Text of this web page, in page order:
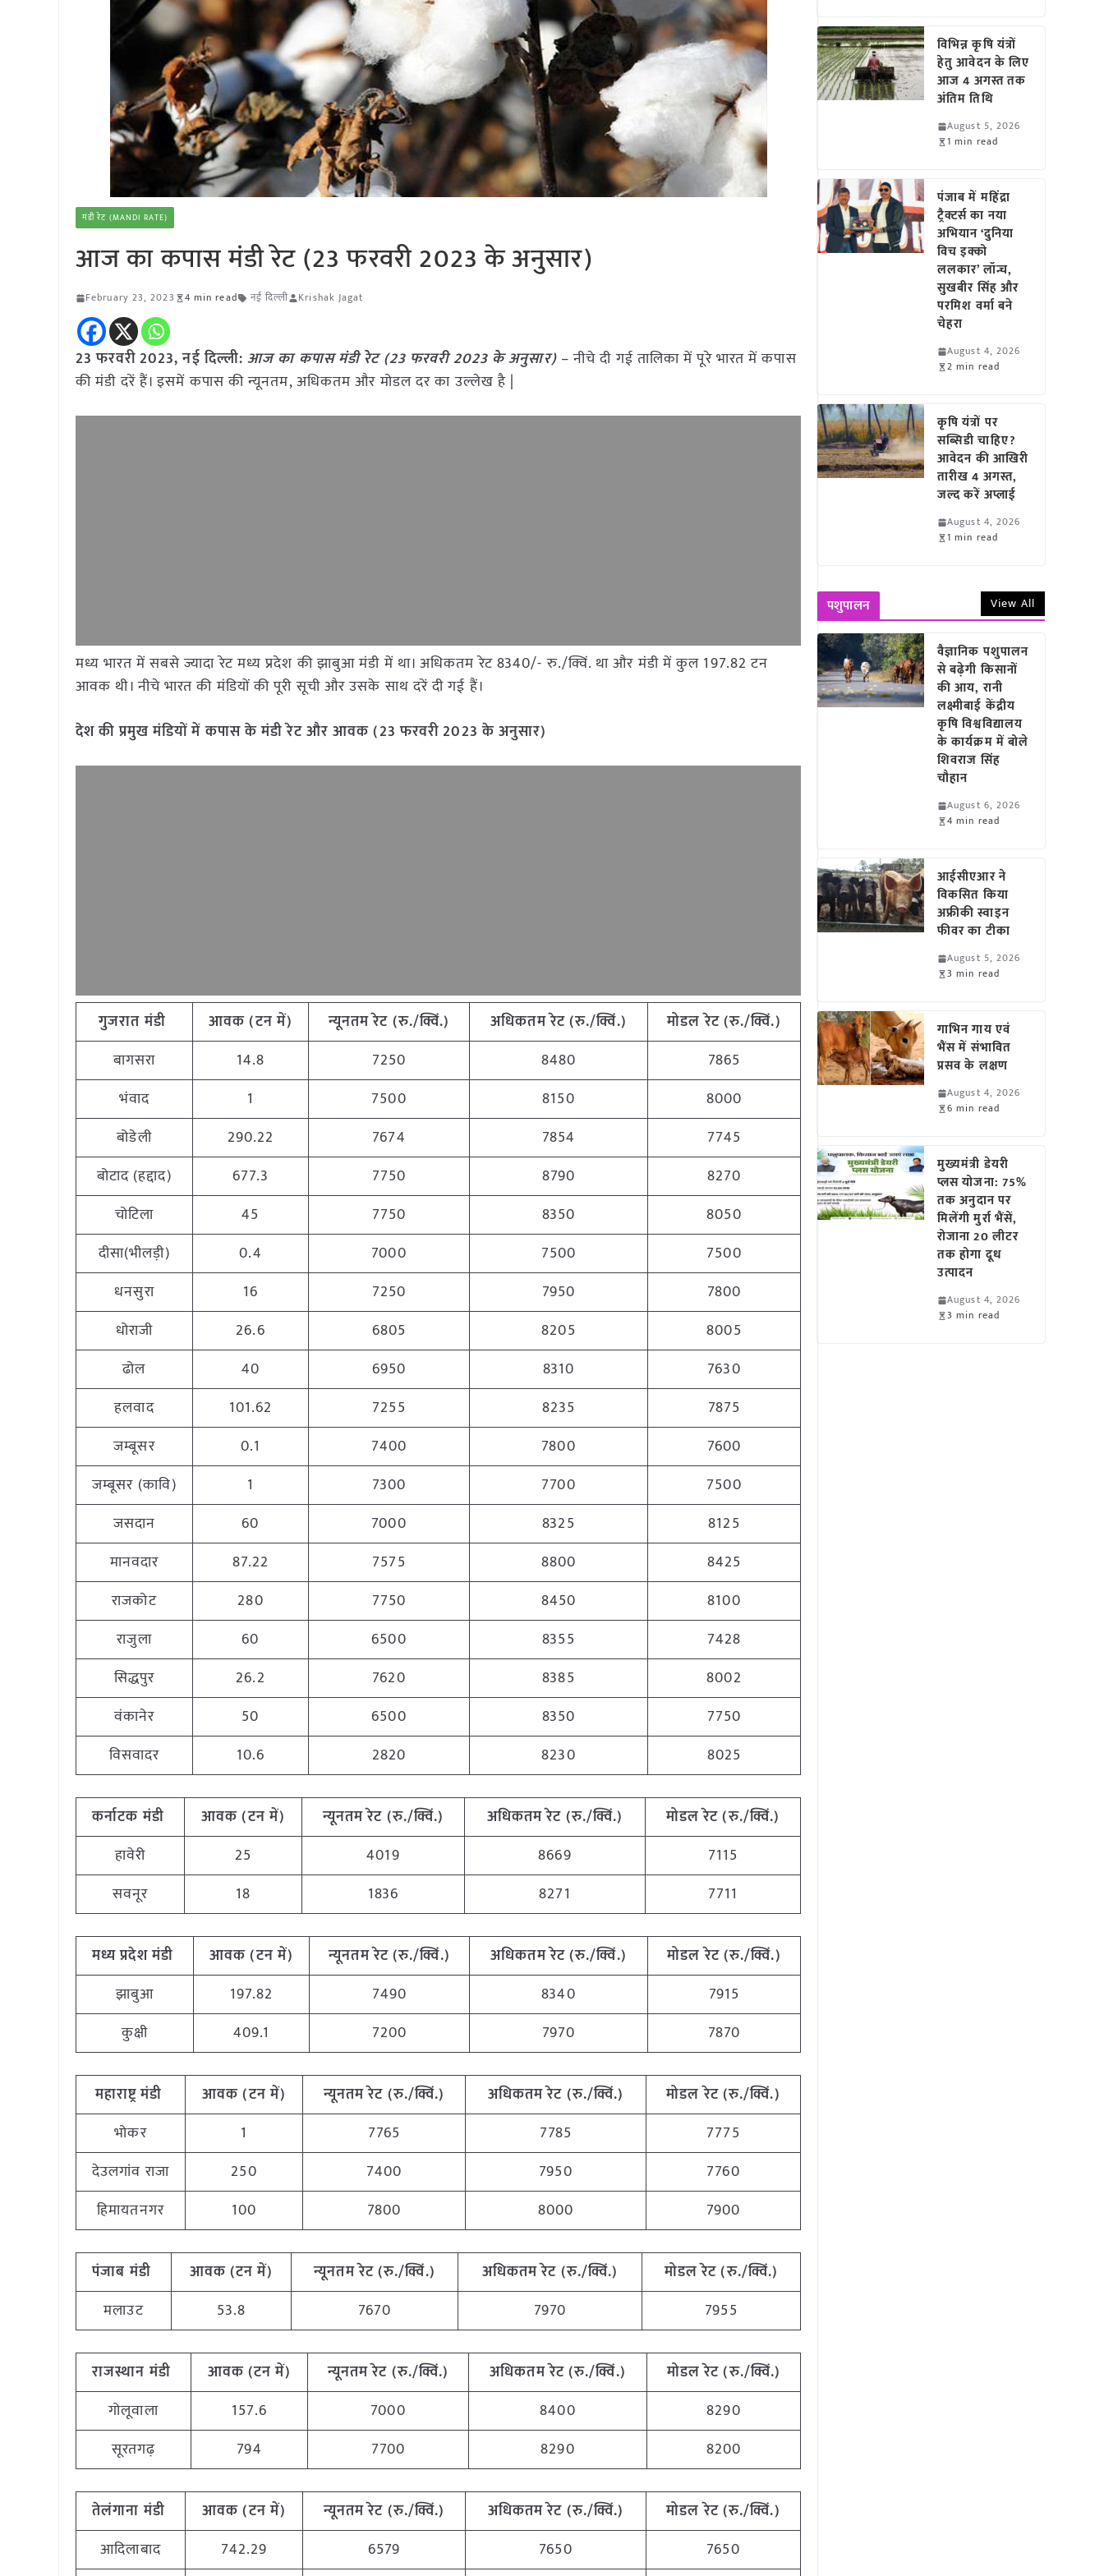
मंडी रेट (MANDI RATE)
आज का कपास मंडी रेट (23 फरवरी 2023 के अनुसार)
February 23, 2023 4 min read नई दिल्ली Krishak Jagat
23 फरवरी 2023, नई दिल्ली: आज का कपास मंडी रेट (23 फरवरी 2023 के अनुसार)– नीचे दी गई तालिका में पूरे भारत में कपास
की मंडी दरें हैं। इसमें कपास की न्यूनतम, अधिकतम और मोडल दर का उल्लेख है |
मध्य भारत में सबसे ज्यादा रेट मध्य प्रदेश की झाबुआ मंडी में था। अधिकतम रेट 8340/- रु./क्विं. था और मंडी में कुल 197.82 टन
आवक थी। नीचे भारत की मंडियों की पूरी सूची और उसके साथ दरें दी गई हैं।
देश की प्रमुख मंडियों में कपास के मंडी रेट और आवक (23 फरवरी2023 के अनुसार)
गुजरात मंडी आवक (टन में) न्यूनतम रेट (रु./क्विं.) अधिकतम रेट (रु./क्विं.)
मोडल रेट (रु./क्विं.)
बागसरा
14.8 7250 8480
7865
भंवाद
1 7500 8150
8000
बोडेली
290.22 7674 7854
7745
बोटाद (हद्दाद)
677.3 7750 8790
8270
चोटिला
45 7750 8350
8050
दीसा(भीलड़ी)
0.4 7000 7500
7500
धनसुरा
16 7250 7950
7800
धोराजी
26.6 6805 8205
8005
ढोल
40 6950 8310
7630
हलवाद
101.62 7255 8235
7875
जम्बूसर
0.1 7400 7800
7600
जम्बूसर (कावि)
1 7300 7700
7500
जसदान
60 7000 8325
8125
मानवदार
87.22 7575 8800
8425
राजकोट
280 7750 8450
8100
राजुला
60 6500 8355
7428
सिद्धपुर
26.2 7620 8385
8002
वंकानेर
50 6500 8350
7750
विसवादर
10.6 2820 8230 8025
कर्नाटक मंडी आवक (टन में) न्यूनतम रेट (रु./क्विं.) अधिकतम रेट (रु./क्विं.)
मोडल रेट (रु./क्विं.)
हावेरी
25 4019 8669
7115
सवनूर
18 1836 8271 7711
मध्य प्रदेश मंडी आवक (टन में) न्यूनतम रेट (रु./क्विं.) अधिकतम रेट (रु./क्विं.)
मोडल रेट (रु./क्विं.)
झाबुआ
197.82 7490 8340
7915
कुक्षी
409.1 7200 7970 7870
महाराष्ट्र मंडी आवक (टन में) न्यूनतम रेट (रु./क्विं.) अधिकतम रेट (रु./क्विं.)
मोडल रेट (रु./क्विं.)
भोकर
1 7765 7785
7775
देउलगांव राजा
250 7400 7950
7760
हिमायतनगर
100 7800 8000 7900
पंजाब मंडी आवक (टन में) न्यूनतम रेट (रु./क्विं.) अधिकतम रेट (रु./क्विं.)
मोडल रेट (रु./क्विं.)
मलाउट
53.8 7670 7970 7955
राजस्थान मंडी आवक (टन में) न्यूनतम रेट (रु./क्विं.) अधिकतम रेट (रु./क्विं.)
मोडल रेट (रु./क्विं.)
गोलूवाला
157.6 7000 8400
8290
सूरतगढ़
794 7700 8290 8200
तेलंगाना मंडी आवक (टन में) न्यूनतम रेट (रु./क्विं.) अधिकतम रेट (रु./क्विं.)
मोडल रेट (रु./क्विं.)
आदिलाबाद
742.29 6579 7650 7650
विभिन्न कृषि यंत्रों
हेतु आवेदन के लिए
आज 4 अगस्त तक
अंतिम तिथि
August 5, 2026
1 min read
पंजाब में महिंद्रा
ट्रैक्टर्स का नया
अभियान ‘दुनिया
विच इक्को
ललकार’ लॉन्च,
सुखबीर सिंह और
परमिश वर्मा बने
चेहरा
August 4, 2026
2 min read
कृषि यंत्रों पर
सब्सिडी चाहिए?
आवेदन की आखिरी
तारीख 4 अगस्त,
जल्द करें अप्लाई
August 4, 2026
1 min read
पशुपालन View All
वैज्ञानिक पशुपालन
से बढ़ेगी किसानों
की आय, रानी
लक्ष्मीबाई केंद्रीय
कृषि विश्वविद्यालय
के कार्यक्रम में बोले
शिवराज सिंह
चौहान
August 6, 2026
4 min read
आईसीएआर ने
विकसित किया
अफ्रीकी स्वाइन
फीवर का टीका
August 5, 2026
3 min read
गाभिन गाय एवं
भैंस में संभावित
प्रसव के लक्षण
August 4, 2026
6 min read
मुख्यमंत्री डेयरी
प्लस योजना: 75%
तक अनुदान पर
मिलेंगी मुर्रा भैंसें,
रोजाना 20 लीटर
तक होगा दूध
उत्पादन
August 4, 2026
3 min read